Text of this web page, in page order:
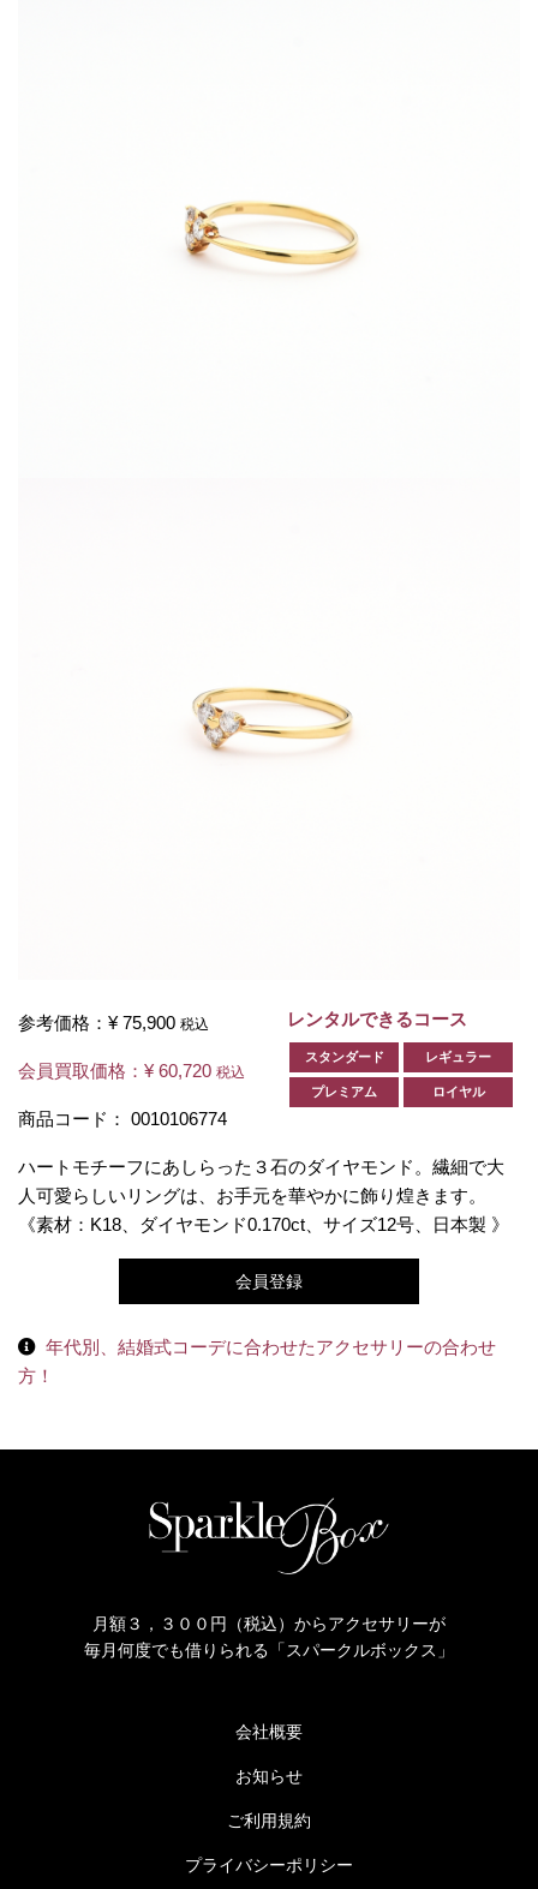
参考価格： ¥ 75,900 税込
会員買取価格： ¥ 60,720 税込
商品コード： 0010106774
レンタルできるコース
スタンダード レギュラー
プレミアム ロイヤル
ハートモチーフにあしらった３石のダイヤモンド。繊細で大
人可愛らしいリングは、お手元を華やかに飾り煌きます。
《素材：K18、ダイヤモンド0.170ct、サイズ12号、日本製 》
会員登録
年代別、結婚式コーデに合わせたアクセサリーの合わせ
方！
月額３，３００円（税込）からアクセサリーが
毎月何度でも借りられる「スパークルボックス」
会社概要
お知らせ
ご利用規約
プライバシーポリシー